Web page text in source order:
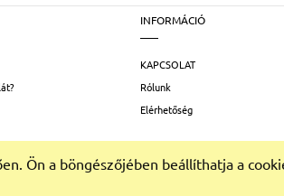
Ön a böngészőjében beállíthatja a
INFORMÁCIÓ
KAPCSOLAT
Rólunk
Elérhetőség